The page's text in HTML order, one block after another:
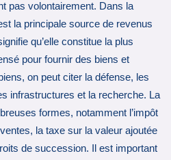
pas volontairement. Dans la
la principale source de revenus
qu’elle constitue la plus
pour fournir des biens et
on peut citer la défense, les
infrastructures et la recherche. La
formes, notamment l’impôt
la taxe sur la valeur ajoutée
de succession. Il est important